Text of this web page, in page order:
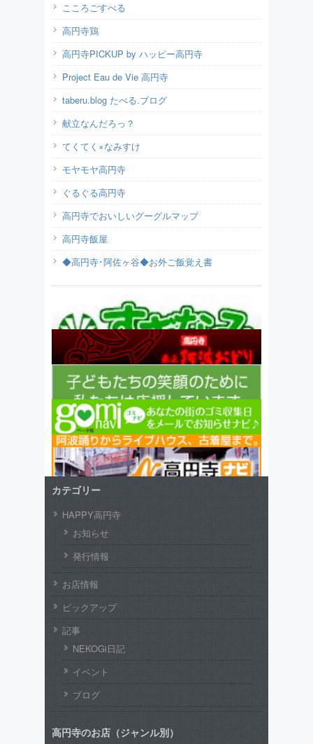
こころごすぺる
高円寺鶏
高円寺PICKUP by ハッピー高円寺
Project Eau de Vie 高円寺
taberu.blog たべる.ブログ
献立なんだろっ？
てくてく×なみすけ
モヤモヤ高円寺
ぐるぐる高円寺
高円寺でおいしいグーグルマップ
高円寺飯屋
◆高円寺･阿佐ヶ谷◆お外ご飯覚え書
カテゴリー
HAPPY高円寺
お知らせ
発行情報
お店情報
ピックアップ
記事
NEKOGi日記
イベント
ブログ
高円寺のお店（ジャンル別）